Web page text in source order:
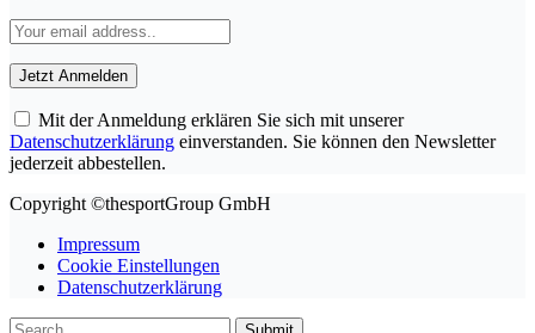
Mit der Anmeldung erklären Sie sich mit unserer
Datenschutzerklärung einverstanden. Sie können den Newsletter
jederzeit abbestellen.
Copyright ©thesportGroup GmbH
Impressum
Cookie Einstellungen
Datenschutzerklärung